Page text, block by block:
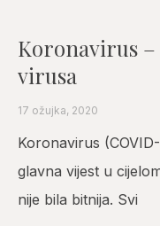
Koronavirus –
virusa
17 ožujka, 2020
Koronavirus
glavna vijest u
nije bila bitnija. Svi